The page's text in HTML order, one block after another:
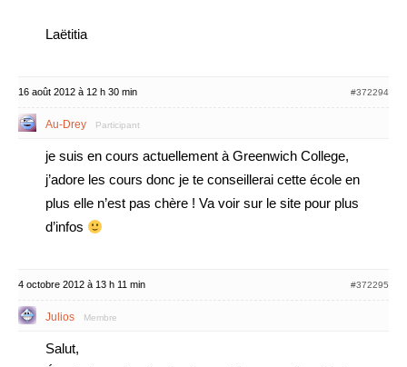
Laëtitia
16 août 2012 à 12 h 30 min #372294
Au-Drey Participant
je suis en cours actuellement à Greenwich College,
j’adore les cours donc je te conseillerai cette école en
plus elle n’est pas chère ! Va voir sur le site pour plus
d’infos
4 octobre 2012 à 13 h 11 min #372295
Julios Membre
Salut,